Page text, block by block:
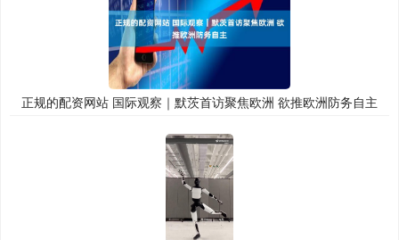
正规的配资网站 国际观察｜默茨首访聚焦欧洲 欲推欧洲防务自主